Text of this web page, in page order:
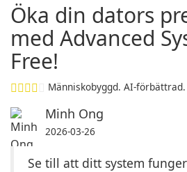
Öka din dators
med Advanced
Free!
Människobyggd. AI-förbättrad.
Minh Ong
2026-03-26
Se till att ditt system